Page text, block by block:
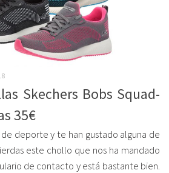
Skechers Bobs Squad-
35€
de deporte y te han gustado alguna de
este chollo que nos ha mandado
de contacto y está bastante bien.